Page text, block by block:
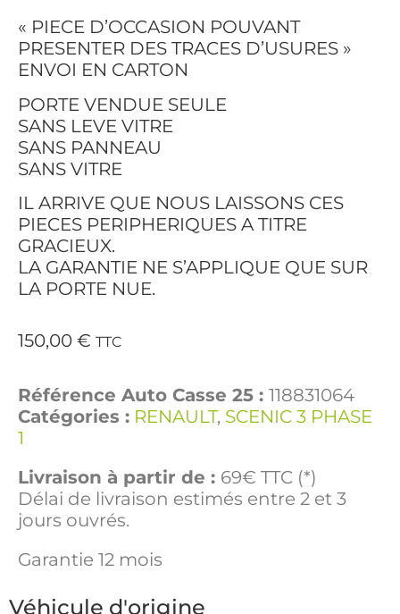
« PIECE D’OCCASION POUVANT
PRESENTER DES TRACES D’USURES »
ENVOI EN CARTON
PORTE VENDUE SEULE
SANS LEVE VITRE
SANS PANNEAU
SANS VITRE
IL ARRIVE QUE NOUS LAISSONS CES
PIECES PERIPHERIQUES A TITRE
GRACIEUX.
LA GARANTIE NE S’APPLIQUE QUE SUR
LA PORTE NUE.
150,00 € TTC
Référence Auto Casse 25 : 118831064
Catégories : RENAULT, SCENIC 3 PHASE
1
Livraison à partir de : 69€ TTC (*)
Délai de livraison estimés entre 2 et 3
jours ouvrés.
Garantie 12 mois
Véhicule d'origine